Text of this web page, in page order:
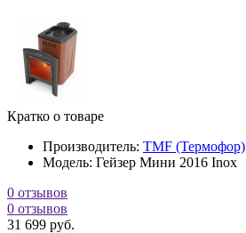
Кратко о товаре
Производитель: TMF (Термофор)
Модель: Гейзер Мини 2016 Inox
0 отзывов
0 отзывов
31 699 руб.